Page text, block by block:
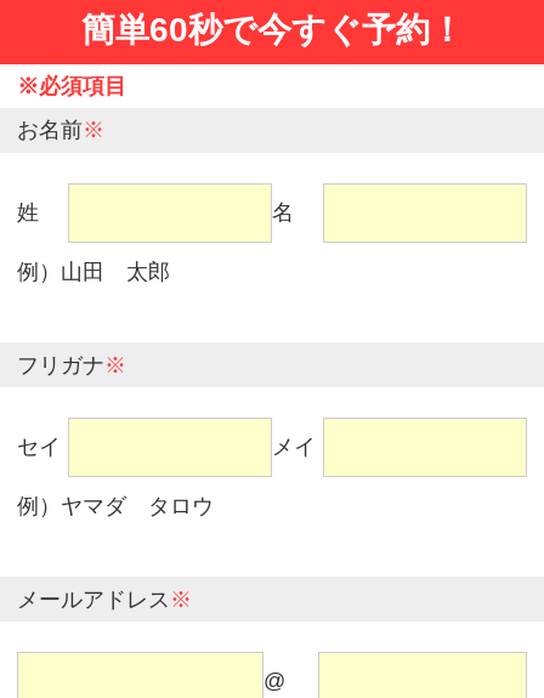
簡単60秒で今すぐ予約！
※必須項目
お名前※
姓 名
例）山田 太郎
フリガナ※
セイ メイ
例）ヤマダ タロウ
メールアドレス ※
@